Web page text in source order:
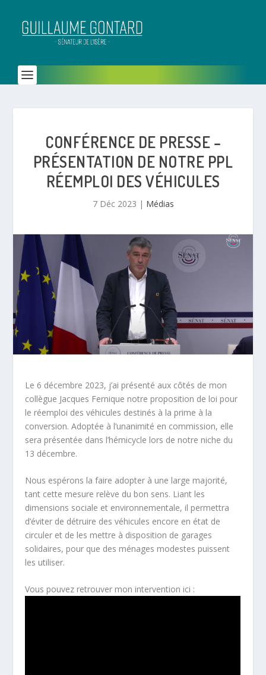
CONFÉRENCE DE PRESSE –
PRÉSENTATION DE NOTRE PPL
RÉEMPLOI DES VÉHICULES
7 Déc 2023 | Médias
Le 6 décembre 2023, j’ai présenté aux côtés de mon
collègue Jacques Fernique notre proposition de loi pour
le réemploi des véhicules destinés à la prime à la
conversion. Adoptée à l’unanimité en commission, elle
sera présentée dans l’hémicycle lors de notre niche du
13 décembre.
Nous espérons la faire adopter à une large majorité,
tant cette mesure relève du bon sens. Liant les
dimensions sociale et environnementale, il permettra
d’éviter de détruire des véhicules encore en état de
circuler et de les mettre à disposition de garages
solidaires, pour que des ménages modestes puissent
les utiliser.
Vous pouvez retrouver mon intervention ici :